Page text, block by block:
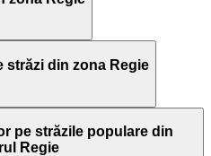
străzi din zona Regie
pe străzile populare din
Regie